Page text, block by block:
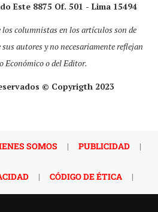
Este 8875 Of. 501 - Lima 15494
los columnistas en los artículos son de
autores y no necesariamente reflejan
Económico o del Editor.
© Copyrigth 2023
SOMOS | PUBLICIDAD |
| CÓDIGO DE ÉTICA |